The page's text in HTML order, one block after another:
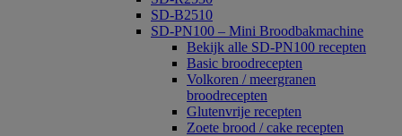
SD-B2510
SD-PN100 – Mini Broodbakmachine
Bekijk alle SD-PN100 recepten
Basic broodrecepten
Volkoren / meergranen
broodrecepten
Glutenvrije recepten
Zoete brood / cake recepten